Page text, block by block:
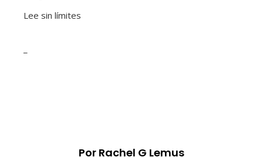
Lee sin límites
Por Rachel G Lemus